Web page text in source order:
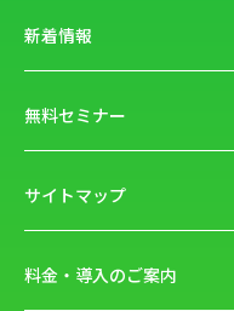
新着情報
無料セミナー
サイトマップ
料金・導入のご案内